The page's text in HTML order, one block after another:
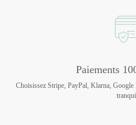
Paiements
Choisissez Stripe, PayPal, Klarna,